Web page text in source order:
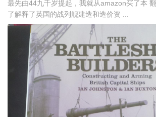
最先由44九千岁提起，我就从amazon买了本
了解释了英国的战列舰建造和造价资 ...